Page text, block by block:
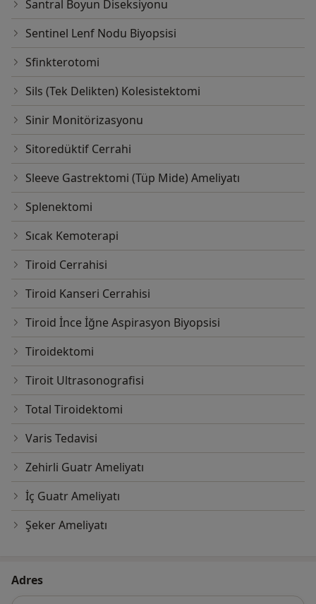
Santral Boyun Diseksiyonu
Sentinel Lenf Nodu Biyopsisi
Sfinkterotomi
Sils (Tek Delikten) Kolesistektomi
Sinir Monitörizasyonu
Sitoredüktif Cerrahi
Sleeve Gastrektomi (Tüp Mide) Ameliyatı
Splenektomi
Sıcak Kemoterapi
Tiroid Cerrahisi
Tiroid Kanseri Cerrahisi
Tiroid İnce İğne Aspirasyon Biyopsisi
Tiroidektomi
Tiroit Ultrasonografisi
Total Tiroidektomi
Varis Tedavisi
Zehirli Guatr Ameliyatı
İç Guatr Ameliyatı
Şeker Ameliyatı
Adres